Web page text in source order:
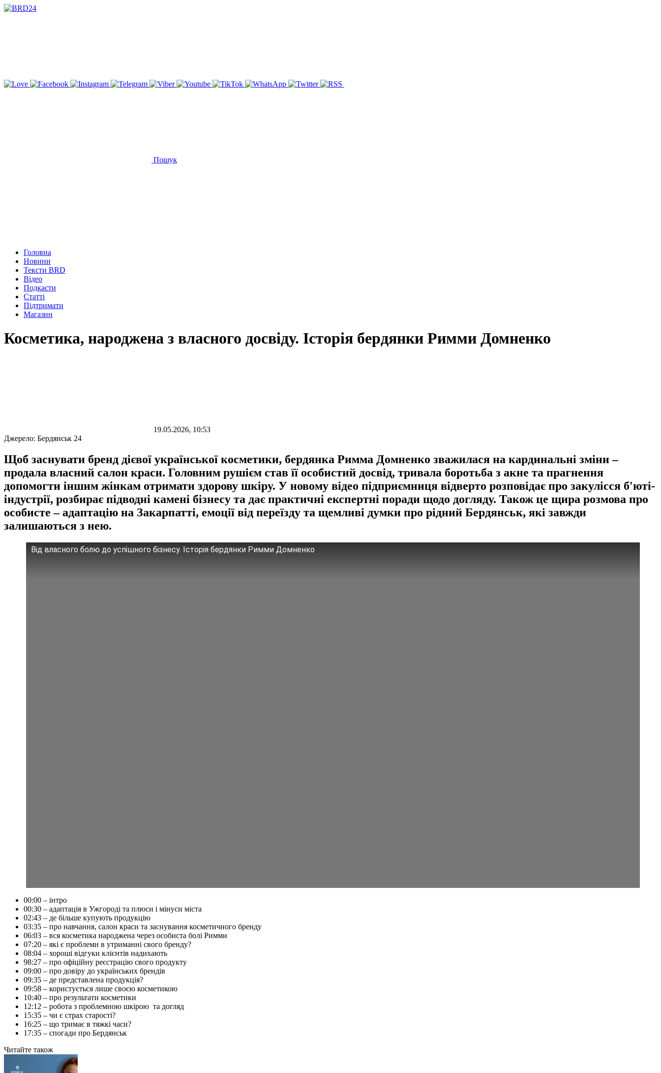
Пошук
Головна
Новини
Тексти BRD
Відео
Подкасти
Статті
Підтримати
Магазин
Косметика, народжена з власного досвіду. Історія бердянки Римми Домненко
19.05.2026, 10:53
Джерело: Бердянськ 24
Щоб заснувати бренд дієвої української косметики, бердянка Римма Домненко зважилася на кардинальні зміни –
продала власний салон краси. Головним рушієм став її особистий досвід, тривала боротьба з акне та прагнення
допомогти іншим жінкам отримати здорову шкіру. У новому відео підприємниця відверто розповідає про закулісся б'юті-
індустрії, розбирає підводні камені бізнесу та дає практичні експертні поради щодо догляду. Також це щира розмова про
особисте – адаптацію на Закарпатті, емоції від переїзду та щемливі думки про рідний Бердянськ, які завжди
залишаються з нею.
Від власного болю до успішного бізнесу. Історія бердянки Римми Домненко
00:00 – інтро
00:30 – адаптація в Ужгороді та плюси і мінуси міста
02:43 – де більше купують продукцію
03:35 – про навчання, салон краси та заснування косметичного бренду
06:03 – вся косметика народжена через особиста болі Римми
07:20 – які є проблеми в утриманні свого бренду?
08:04 – хороші відгуки клієнтів надихають
98:27 – про офіційну реєстрацію свого продукту
09:00 – про довіру до українських брендів
09:35 – де представлена продукція?
09:58 – користується лише своєю косметикою
10:40 – про результати косметики
12:12 – робота з проблемною шкірою та догляд
15:35 – чи є страх старості?
16:25 – що тримає в тяжкі часи?
17:35 – спогади про Бердянськ
Читайте також